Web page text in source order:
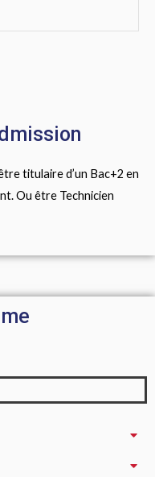
titulaire d’un Bac+2 en
Ou être Technicien